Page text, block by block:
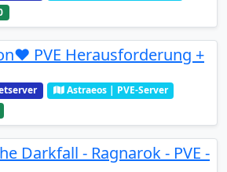
PVE Herausforderung +
Astraeos | PVE-Server
Darkfall - Ragnarok - PVE -